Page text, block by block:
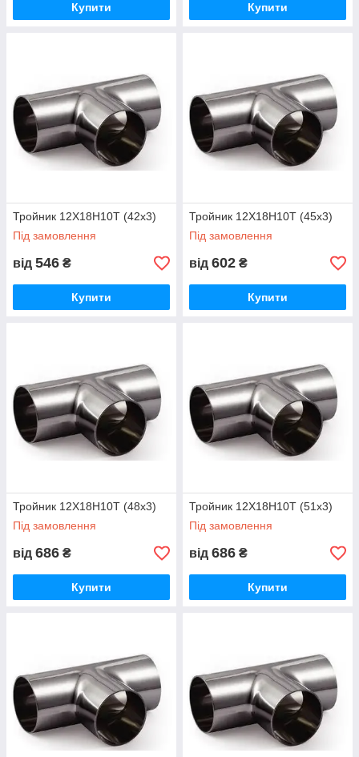
Купити Купити
Тройник 12Х18Н10Т (42х3)
Під замовлення
від 546 ₴
Купити
Тройник 12Х18Н10Т (45х3)
Під замовлення
від 602 ₴
Купити
Тройник 12Х18Н10Т (48x3)
Під замовлення
від 686 ₴
Купити
Тройник 12Х18Н10Т (51х3)
Під замовлення
від 686 ₴
Купити